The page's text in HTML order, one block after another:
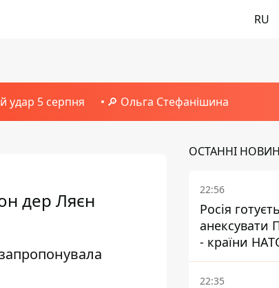
RU
удар 5 серпня 🔎 Ольга Стефанішина
дер Ляєн
ОСТАННІ
22:56
Росія
анексувати
- країни
22:35